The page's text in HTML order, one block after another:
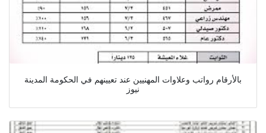
بالأرقام رواتب وعلاوات المهنيين عند تعيينهم في الحكومة المدينة
نيوز